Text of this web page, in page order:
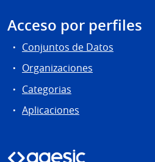
Acceso por perfiles
Conjuntos de Datos
Organizaciones
Categorias
Aplicaciones